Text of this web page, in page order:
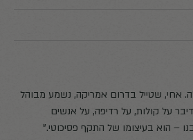
אחי, שטייל בדרום אמריקה, נשמע מבוהל
על קולות, על רדיפה, על אנשים
– הוא בעיצומו של התקף פסיכוטי."